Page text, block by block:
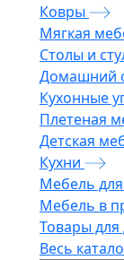
Ковры
Мягкая
Столы и
Домашний
Кухонные
Плетеная
Детская
Кухни
Мебель
Мебель в
Товары
Весь